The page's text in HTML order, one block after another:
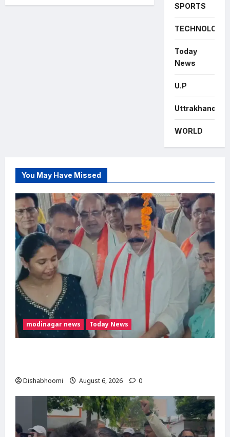
SPORTS
TECHNOLOGY
Today
News
U.P
Uttrakhand
WORLD
You May Have Missed
modinagar news Today News
Dishabhoomi August 6, 2026 0